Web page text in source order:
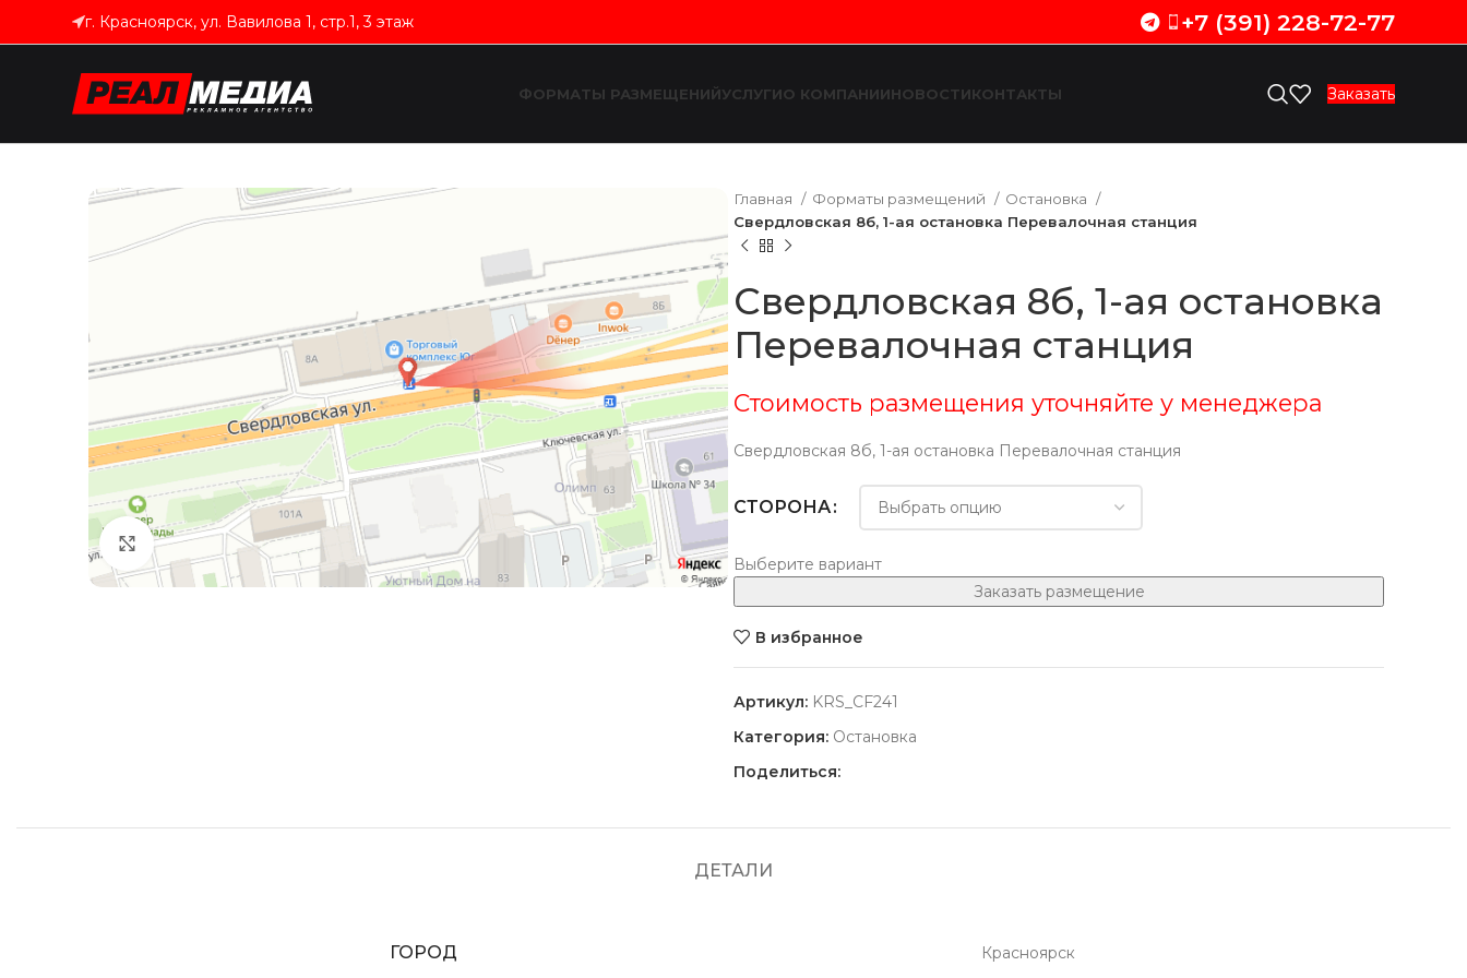
г. Красноярск, ул. Вавилова 1, стр.1, 3 этаж +7 (391) 228-72-77
ФОРМАТЫ РАЗМЕЩЕНИЙУСЛУГИО КОМПАНИИНОВОСТИКОНТАКТЫ Заказать
Увеличить
Главная Форматы размещений
Остановка
Свердловская 8б, 1-ая остановка Перевалочная станция
Свердловская 8б, 1-ая остановка
Перевалочная станция
Стоимость размещения уточняйте у менеджера
Свердловская 8б, 1-ая остановка Перевалочная станция
СТОРОНА
Выберите вариант
Заказать размещение
В избранное
Артикул: KRS_CF241
Категория: Остановка
Поделиться:
ДЕТАЛИ
ГОРОД Красноярск